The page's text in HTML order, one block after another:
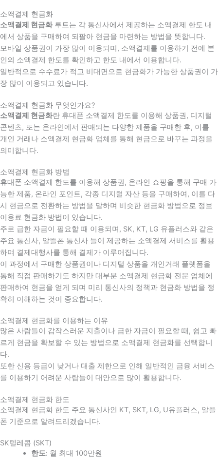
소액결제 현금화
소액결제 현금화루트는 각 통신사에서 제공하는 소액결제 한도 내
에서 상품을 구매하여 되팔아 현금을 마련하는 방법을 뜻합니다.
모바일 상품권이 가장 많이 이용되며, 소액결제를 이용하기 전에 본
인의 소액결제 한도를 확인하고 한도 내에서 이용합니다.
일반적으로 수수료가 적고 비대면으로 현금화가 가능한 상품권이 가
장 많이 이용되고 있습니다.
소액결제 현금화 무엇인가요?
소액결제 현금화란 휴대폰 소액결제 한도를 이용해 상품권, 디지털
콘텐츠, 또는 온라인에서 판매되는 다양한 제품을 구매한 후, 이를
개인 거래나 소액결제 현금화 업체를 통해 현금으로 바꾸는 과정을
의미합니다.
소액결제 현금화 방법
휴대폰 소액결제 한도를 이용해 상품권, 온라인 쇼핑을 통해 구매 가
능한 제품, 온라인 포인트, 각종 디지털 자산 등을 구매하여, 이를 다
시 현금으로 전환하는 방법을 말하며 비슷한 현금화 방법으로 정보
이용료 현금화 방법이 있습니다.
주로 급한 자금이 필요할 때 이용되며, SK, KT, LG 유플러스와 같은
주요 통신사, 알뜰폰 통신사 들이 제공하는 소액결제 서비스를 활용
하며 결제대행사를 통해 결제가 이루어집니다.
이 과정에서 구매한 상품권이나 디지털 상품을 개인거래 플렛폼을
통해 직접 판매하기도 하지만 대부분 소액결제 현금화 전문 업체에
판매하여 현금을 얻게 되며 미리 통신사의 정책과 현금화 방법을 정
확히 이해하는 것이 중요합니다.
소액결제 현금화를 이용하는 이유
많은 사람들이 갑작스러운 지출이나 급한 자금이 필요할 때 , 쉽고 빠
르게 현금을 확보할 수 있는 방법으로 소액결제 현금화를 선택합니
다.
또한 신용 등급이 낮거나 대출 제한으로 인해 일반적인 금융 서비스
를 이용하기 어려운 사람들이 대안으로 많이 활용합니다.
소액결제 현금화 한도
소액결제 현금화 한도 주요 통신사인 KT, SKT, LG, U유플러스, 알뜰
폰 기준으로 알려드리겠습니다.
SK텔레콤 (SKT)
한도: 월 최대 100만원